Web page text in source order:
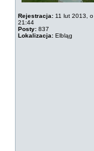
Rejestracja: 11 lut 2013, o
21:44
Posty: 837
Lokalizacja: Elbląg